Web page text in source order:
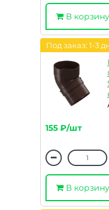
В корзину
Под заказ: 1-3
155 ₽/шт
В корзину